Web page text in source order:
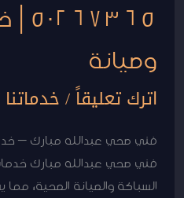
وصيانة
اترك تعليقاً/خدماتنا
فني صحي عبدالله مبارك –
فني صحي عبدالله مبارك
السباكة والصيانة الصحية،